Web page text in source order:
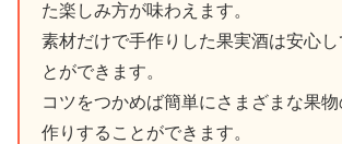
た楽しみ方が味わえます。
素材だけで手作りした果実酒は安心し
とができます。
コツをつかめば簡単にさまざまな果
作りすることができます。